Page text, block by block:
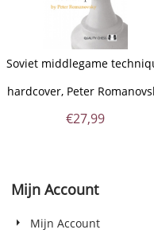
Soviet middlegame
hardcover, Peter
€27,99
Mijn Account
Mijn Account